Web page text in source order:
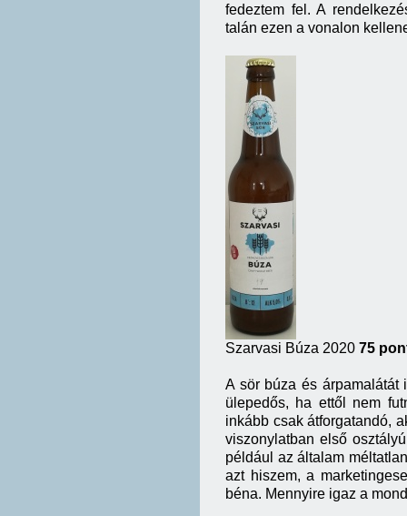
fedeztem fel. A
talán ezen a vonalon
Szarvasi Búza 2020 75
A sör búza és árpamalátát
ülepedős, ha ettől nem
inkább csak átforgatandó,
viszonylatban első
például az általam
azt hiszem, a
béna. Mennyire igaz a